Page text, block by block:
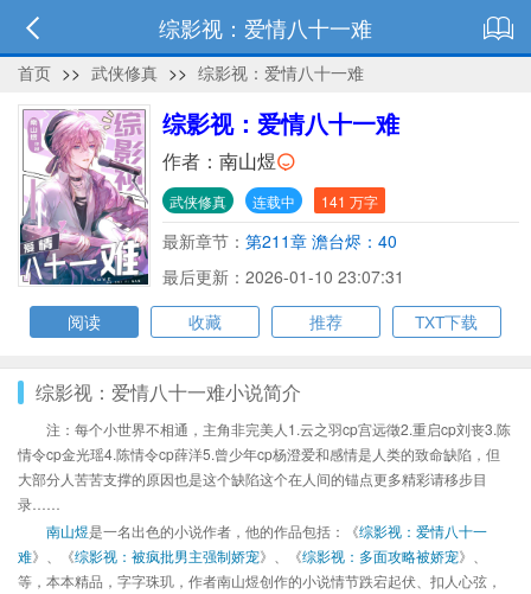
综影视：爱情八十一难
首页 >> 武侠修真 >> 综影视：爱情八十一难
综影视：爱情八十一难
作者： 南山煜
武侠修真 连载中 141 万字
最新章节： 第211章 澹台烬：40
最后更新：2026-01-10 23:07:31
阅读
收藏 推荐 TXT下载
综影视：爱情八十一难小说简介
注：每个小世界不相通，主角非完美人1.云之羽cp宫远徵2.重启cp刘丧3.陈
情令cp金光瑶4.陈情令cp薛洋5.曾少年cp杨澄爱和感情是人类的致命缺陷，但
大部分人苦苦支撑的原因也是这个缺陷这个在人间的锚点更多精彩请移步目
录……
南山煜是一名出色的小说作者，他的作品包括：《综影视：爱情八十一
难》、《综影视：被疯批男主强制娇宠》、《综影视：多面攻略被娇宠》、
等，本本精品，字字珠玑，作者南山煜创作的小说情节跌宕起伏、扣人心弦，